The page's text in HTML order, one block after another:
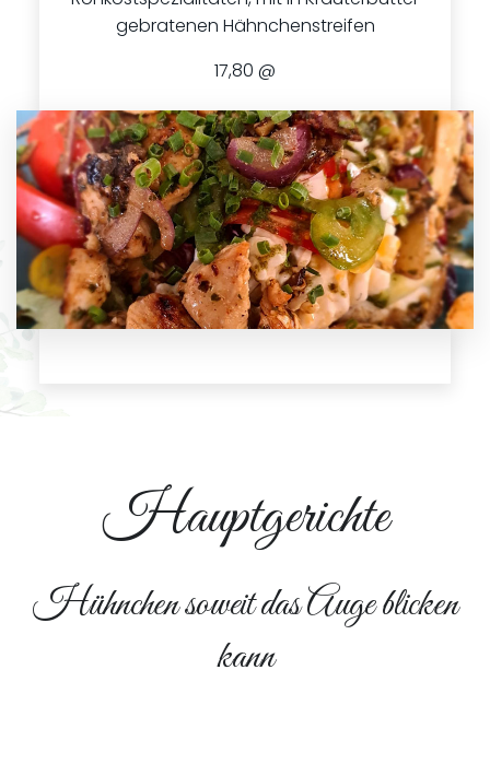
gebratenen Hähnchenstreifen
17,80 @
Hauptgerichte
Hühnchen soweit das Auge blicken
kann